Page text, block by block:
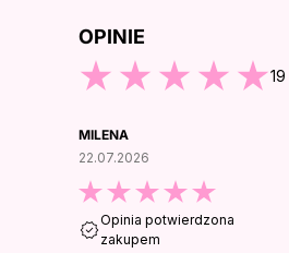
DO KOŃCA OPINII
OPINIE
19
MILENA
22.07.2026
Opinia potwierdzona
zakupem